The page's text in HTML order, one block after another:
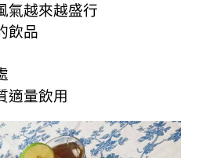
氣越來越盛行
飲品
適量飲用